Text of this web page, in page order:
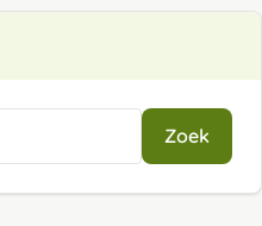
Zoek